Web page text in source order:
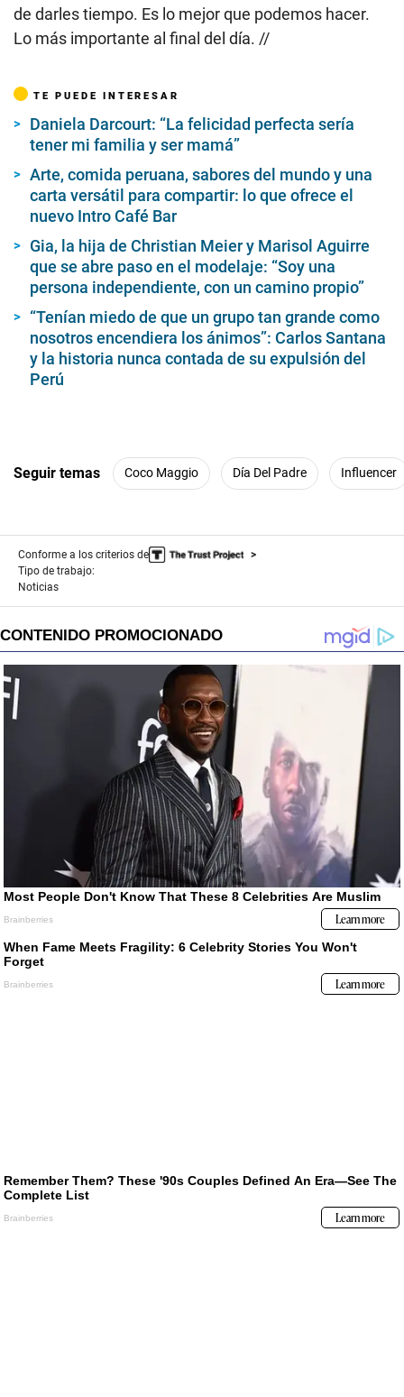
de darles tiempo. Es lo mejor que podemos hacer.
Lo más importante al final del día. //
TE PUEDE INTERESAR
Daniela Darcourt: “La felicidad perfecta sería
tener mi familia y ser mamá”
Arte, comida peruana, sabores del mundo y una
carta versátil para compartir: lo que ofrece el
nuevo Intro Café Bar
Gia, la hija de Christian Meier y Marisol Aguirre
que se abre paso en el modelaje: “Soy una
persona independiente, con un camino propio”
“Tenían miedo de que un grupo tan grande como
nosotros encendiera los ánimos”: Carlos Santana
y la historia nunca contada de su expulsión del
Perú
Seguir temas Coco Maggio Día Del Padre Influencer
Conforme a los criterios de
Tipo de trabajo:
Noticias